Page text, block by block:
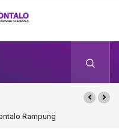
RampungGorontalo Ikut